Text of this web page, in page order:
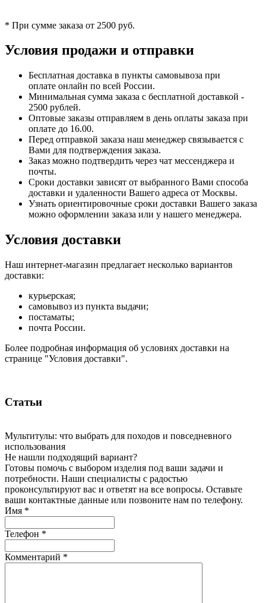
* При сумме заказа от 2500 руб.
Условия продажи и отправки
Бесплатная доставка в пункты самовывоза при
оплате онлайн по всей России.
Минимальная сумма заказа с бесплатной доставкой -
2500 рублей.
Оптовые заказы отправляем в день оплаты заказа при
оплате до 16.00.
Перед отправкой заказа наш менеджер связывается с
Вами для подтверждения заказа.
Заказ можно подтвердить через чат мессенджера и
почты.
Сроки доставки зависят от выбранного Вами способа
доставки и удаленности Вашего адреса от Москвы.
Узнать ориентировочные сроки доставки Вашего заказа
можно оформлении заказа или у нашего менеджера.
Условия доставки
Наш интернет-магазин предлагает несколько вариантов
доставки:
курьерская;
самовывоз из пункта выдачи;
постаматы;
почта России.
Более подробная информация об условиях доставки на
странице "Условия доставки".
Статьи
Мультитулы: что выбрать для походов и повседневного
использования
Не нашли подходящий вариант?
Готовы помочь с выбором изделия под ваши задачи и
потребности. Наши специалисты с радостью
проконсультируют вас и ответят на все вопросы. Оставьте
ваши контактные данные или позвоните нам по телефону.
Имя *
Телефон *
Комментарий *